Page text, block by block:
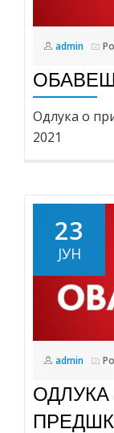
admin
Одлука о
2021
23
ЈУН
admin
ОДЛУКА